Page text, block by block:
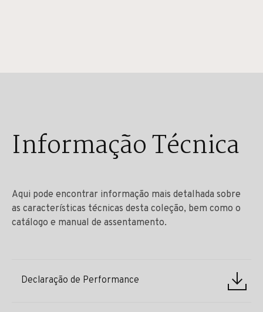
Informação Técnica
Aqui pode encontrar informação mais detalhada sobre
as características técnicas desta coleção, bem como o
catálogo e manual de assentamento.
Declaração de Performance